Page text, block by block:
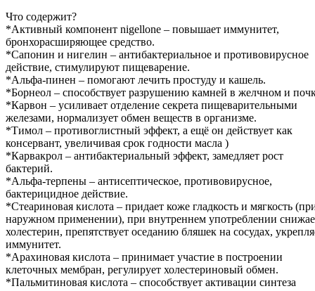
Что содержит?
*Активный компонент nigellone – повышает иммунитет,
бронхорасширяющее средство.
*Сапонин и нигелин – антибактериальное и противовирусное
действие, стимулируют пищеварение.
*Альфа-пинен – помогают лечить простуду и кашель.
*Борнеол – способствует разрушению камней в желчном и
*Карвон – усиливает отделение секрета пищеварительными
железами, нормализует обмен веществ в организме.
*Тимол – противоглистный эффект, а ещё он действует как
консервант, увеличивая срок годности масла )
*Карвакрол – антибактериальный эффект, замедляет рост
бактерий.
*Альфа-терпены – антисептическое, противовирусное,
бактерицидное действие.
*Стеариновая кислота – придает коже гладкость и мягкость
наружном применении), при внутреннем употреблении
холестерин, препятствует оседанию бляшек на сосудах,
иммунитет.
*Арахиновая кислота – принимает участие в построении
клеточных мембран, регулирует холестериновый обмен.
*Пальмитиновая кислота – способствует активации синтеза